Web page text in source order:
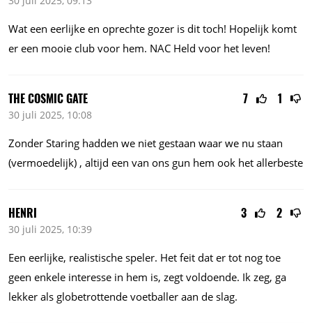
Wat een eerlijke en oprechte gozer is dit toch! Hopelijk komt
er een mooie club voor hem. NAC Held voor het leven!
7 1
THE COSMIC GATE
30 juli 2025, 10:08
Zonder Staring hadden we niet gestaan waar we nu staan
(vermoedelijk) , altijd een van ons gun hem ook het allerbeste
3 2
HENRI
30 juli 2025, 10:39
Een eerlijke, realistische speler. Het feit dat er tot nog toe
geen enkele interesse in hem is, zegt voldoende. Ik zeg, ga
lekker als globetrottende voetballer aan de slag.